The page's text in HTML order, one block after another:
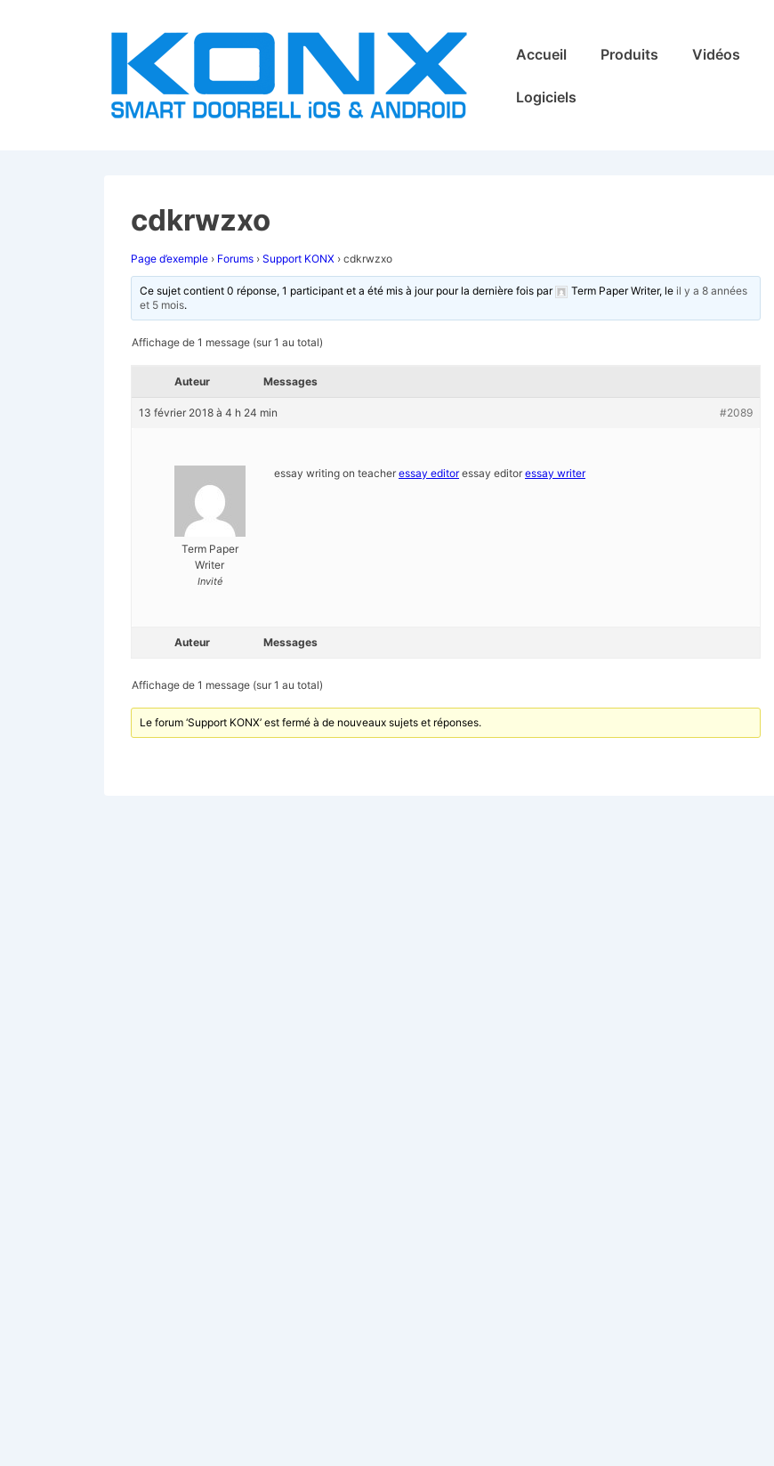
MainAccueil Produits Vidéos
Logiciels
cdkrwzxo
Page d’exemple › Forums › Support KONX › cdkrwzxo
Ce sujet contient 0 réponse, 1 participant et a été mis à jour pour la dernière fois par Term Paper Writer, leil y a 8 années
et 5 mois.
Affichage de 1 message (sur 1 au total)
Auteur Messages
13 février 2018 à 4 h 24 min #2089
Term Paper
Writer
Invité
essay writing on teacher essay editoressay editor essay writer
Auteur Messages
Affichage de 1 message (sur 1 au total)
Le forum ‘Support KONX’ est fermé à de nouveaux sujets et réponses.